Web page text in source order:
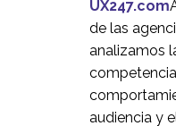
electrónico en Estados
4
Rediseño del mega
menú de un minorista
electrónico del Reino
4
Estudio de referencia
de una empresa
UX247.com
de las
analizamos
audiencia y